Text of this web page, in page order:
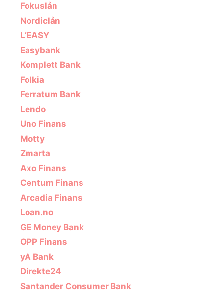
Fokuslån
Nordiclån
L’EASY
Easybank
Komplett Bank
Folkia
Ferratum Bank
Lendo
Uno Finans
Motty
Zmarta
Axo Finans
Centum Finans
Arcadia Finans
Loan.no
GE Money Bank
OPP Finans
yA Bank
Direkte24
Santander Consumer Bank